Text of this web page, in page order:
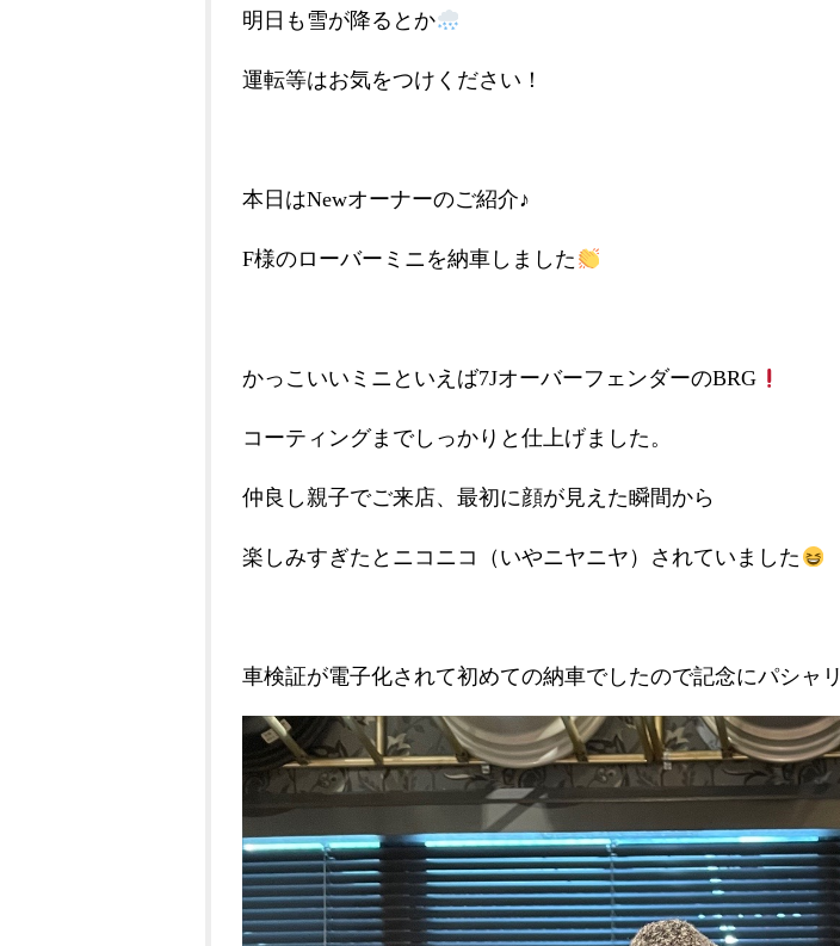
明日も雪が降るとか
運転等はお気をつけください！
本日はNewオーナーのご紹介♪
F様のローバーミニを納車しました
かっこいいミニといえば7JオーバーフェンダーのBRG
コーティングまでしっかりと仕上げました。
仲良し親子でご来店、最初に顔が見えた瞬間から
楽しみすぎたとニコニコ（いやニヤニヤ）されていました
車検証が電子化されて初めての納車でしたので記念にパシャリ